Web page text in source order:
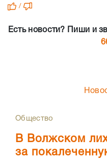
/
Есть новости? Пиши и
Общество
В Волжском
за